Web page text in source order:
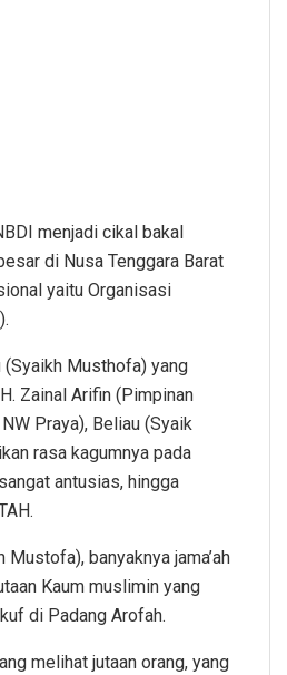
menjadi cikal bakal
di Nusa Tenggara Barat
yaitu Organisasi
(Syaikh Musthofa) yang
Zainal Arifin (Pimpinan
Praya), Beliau (Syaik
rasa kagumnya pada
antusias, hingga
banyaknya jama’ah
Kaum muslimin yang
di Padang Arofah.
melihat jutaan orang, yang